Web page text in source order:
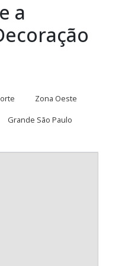
a
Zona Oeste
Grande São Paulo